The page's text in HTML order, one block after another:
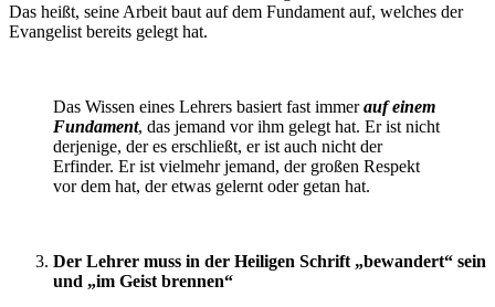
Das heißt, seine Arbeit baut auf dem Fundament auf, welches der
Evangelist bereits gelegt hat.
Das Wissen eines Lehrers basiert fast immerauf einem
Fundament, das jemand vor ihm gelegt hat. Er ist nicht
derjenige, der es erschließt, er ist auch nicht der
Erfinder. Er ist vielmehr jemand, der großen Respekt
vor dem hat, der etwas gelernt oder getan hat.
Der Lehrer muss in der Heiligen Schrift „bewandert“ sein
und „im Geist brennen“